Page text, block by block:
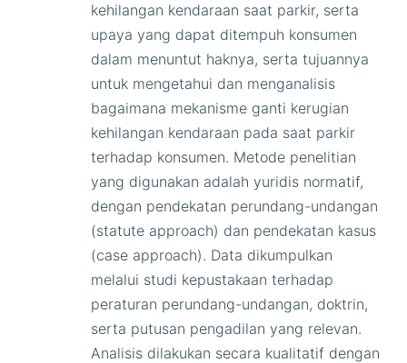
kehilangan kendaraan saat parkir, serta
upaya yang dapat ditempuh konsumen
dalam menuntut haknya, serta tujuannya
untuk mengetahui dan menganalisis
bagaimana mekanisme ganti kerugian
kehilangan kendaraan pada saat parkir
terhadap konsumen. Metode penelitian
yang digunakan adalah yuridis normatif,
dengan pendekatan perundang-undangan
(statute approach) dan pendekatan kasus
(case approach). Data dikumpulkan
melalui studi kepustakaan terhadap
peraturan perundang-undangan, doktrin,
serta putusan pengadilan yang relevan.
Analisis dilakukan secara kualitatif dengan